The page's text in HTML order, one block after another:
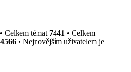
• Celkem témat 7441 • Celkem
4566 • Nejnovějším uživatelem je